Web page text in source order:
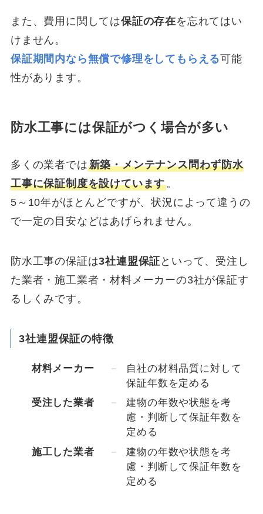
また、費用に関しては保証の存在を忘れてはい
けません。
保証期間内なら無償で修理をしてもらえる可能
性があります。
防水工事には保証がつく場合が多い
多くの業者では新築・メンテナンス問わず防水
工事に保証制度を設けています。
5～10年がほとんどですが、状況によって違うの
で一定の目安などはあげられません。
防水工事の保証は3社連盟保証 といって、受注し
た業者・施工業者・材料メーカーの3社が保証す
るしくみです。
3社連盟保証の特徴
材料メーカー
自社の材料品質に対して
保証年数を定める
受注した業者
建物の年数や状態を考
慮・判断して保証年数を
定める
施工した業者
建物の年数や状態を考
慮・判断して保証年数を
定める